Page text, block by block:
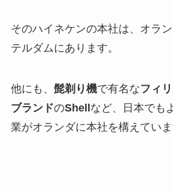
そのハイネケンの本社は、オラ
テルダムにあります。
他にも、 髭剃り機で有名なフィ
ブランドのShell など、日本でも
業がオランダに本社を構えていま